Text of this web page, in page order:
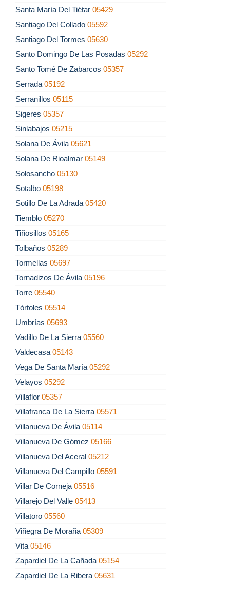
Santa María Del Tiétar 05429
Santiago Del Collado 05592
Santiago Del Tormes 05630
Santo Domingo De Las Posadas 05292
Santo Tomé De Zabarcos 05357
Serrada 05192
Serranillos 05115
Sigeres 05357
Sinlabajos 05215
Solana De Ávila 05621
Solana De Rioalmar 05149
Solosancho 05130
Sotalbo 05198
Sotillo De La Adrada 05420
Tiemblo 05270
Tiñosillos 05165
Tolbaños 05289
Tormellas 05697
Tornadizos De Ávila 05196
Torre 05540
Tórtoles 05514
Umbrías 05693
Vadillo De La Sierra 05560
Valdecasa 05143
Vega De Santa María 05292
Velayos 05292
Villaflor 05357
Villafranca De La Sierra 05571
Villanueva De Ávila 05114
Villanueva De Gómez 05166
Villanueva Del Aceral 05212
Villanueva Del Campillo 05591
Villar De Corneja 05516
Villarejo Del Valle 05413
Villatoro 05560
Viñegra De Moraña 05309
Vita 05146
Zapardiel De La Cañada 05154
Zapardiel De La Ribera 05631